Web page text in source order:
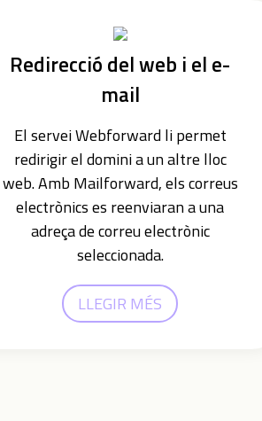
Redirecció del web i el e-
mail
El servei Webforward li permet
redirigir el domini a un altre lloc
web. Amb Mailforward, els correus
electrònics es reenviaran a una
adreça de correu electrònic
seleccionada.
LLEGIR MÉS